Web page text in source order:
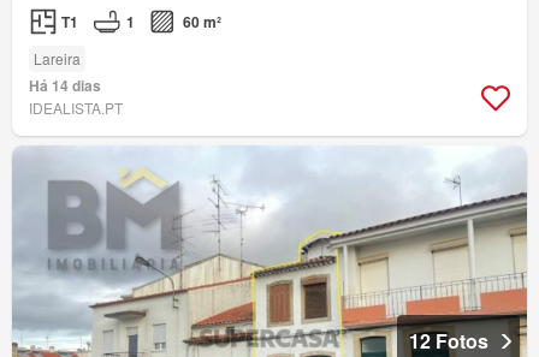
T1 1 60 m²
Lareira
Há 14 dias
IDEALISTA.PT
12 Fotos